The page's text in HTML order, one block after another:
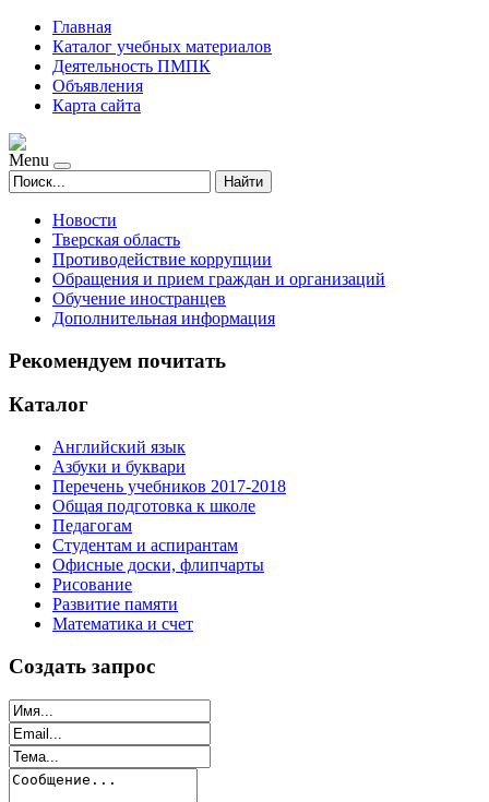
Главная
Каталог учебных материалов
Деятельность ПМПК
Объявления
Карта сайта
Menu
Найти
Новости
Тверская область
Противодействие коррупции
Обращения и прием граждан и организаций
Обучение иностранцев
Дополнительная информация
Рекомендуем почитать
Каталог
Английский язык
Азбуки и буквари
Перечень учебников 2017-2018
Общая подготовка к школе
Педагогам
Студентам и аспирантам
Офисные доски, флипчарты
Рисование
Развитие памяти
Математика и счет
Создать запрос